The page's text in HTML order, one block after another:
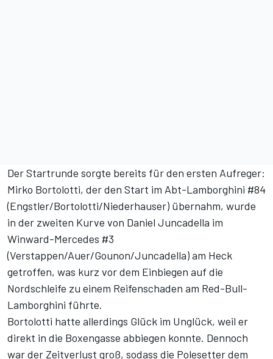
Der Startrunde sorgte bereits für den ersten Aufreger:
Mirko Bortolotti, der den Start im Abt-Lamborghini #84
(Engstler/Bortolotti/Niederhauser) übernahm, wurde
in der zweiten Kurve von Daniel Juncadella im
Winward-Mercedes #3
(Verstappen/Auer/Gounon/Juncadella) am Heck
getroffen, was kurz vor dem Einbiegen auf die
Nordschleife zu einem Reifenschaden am Red-Bull-
Lamborghini führte.
Bortolotti hatte allerdings Glück im Unglück, weil er
direkt in die Boxengasse abbiegen konnte. Dennoch
war der Zeitverlust groß, sodass die Polesetter dem